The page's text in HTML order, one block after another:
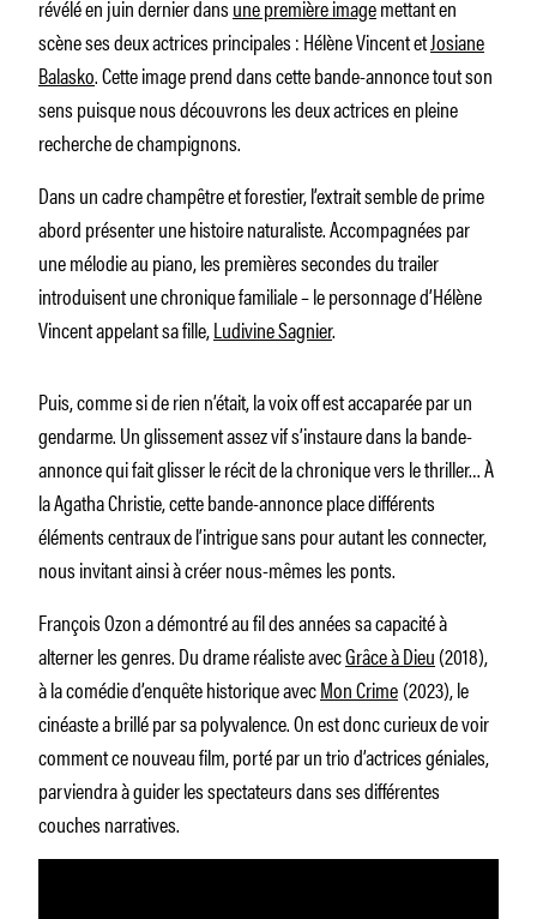
révélé en juin dernier dansune première imagemettant en
scène ses deux actrices principales : Hélène Vincent etJosiane
Balasko. Cette image prend dans cette bande-annonce tout son
sens puisque nous découvrons les deux actrices en pleine
recherche de champignons.
Dans un cadre champêtre et forestier, l’extrait semble de prime
abord présenter une histoire naturaliste. Accompagnées par
une mélodie au piano, les premières secondes du trailer
introduisent une chronique familiale – le personnage d’Hélène
Vincent appelant sa fille,Ludivine Sagnier.
Puis, comme si de rien n’était, la voix off est accaparée par un
gendarme. Un glissement assez vif s’instaure dans la bande-
annonce qui fait glisser le récit de la chronique vers le thriller… À
la Agatha Christie, cette bande-annonce place différents
éléments centraux de l’intrigue sans pour autant les connecter,
nous invitant ainsi à créer nous-mêmes les ponts.
François Ozon a démontré au fil des années sa capacité à
alterner les genres. Du drame réaliste avecGrâce à Dieu(2018),
à la comédie d’enquête historique avecMon Crime(2023), le
cinéaste a brillé par sa polyvalence. On est donc curieux de voir
comment ce nouveau film, porté par un trio d’actrices géniales,
parviendra à guider les spectateurs dans ses différentes
couches narratives.